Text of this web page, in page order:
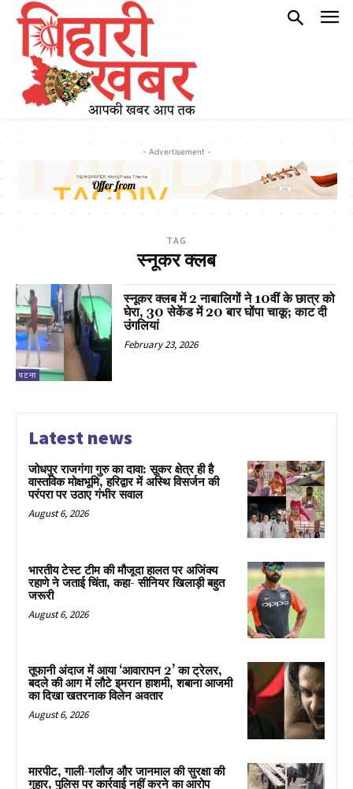
- Advertisement -
TAG
स्नूकर क्लब
पटना
स्नूकर क्लब में 2 नाबालिगों ने 10वीं के छात्र को
घेरा, 30 सेकेंड में 20 बार घोंपा चाकू; काट दी
उंगलियां
February 23, 2026
Latest news
जोधपुर राजगंगा गुरु का दावा: सूकर क्षेत्र ही है
वास्तविक मोक्षभूमि, हरिद्वार में अस्थि विसर्जन की
परंपरा पर उठाए गंभीर सवाल
August 6, 2026
भारतीय टेस्ट टीम की मौजूदा हालत पर अजिंक्य
रहाणे ने जताई चिंता, कहा- सीनियर खिलाड़ी बहुत
जरूरी
August 6, 2026
तूफानी अंदाज में आया ‘आवारापन 2’ का ट्रेलर,
बदले की आग में लौटे इमरान हाशमी, शबाना आजमी
का दिखा खतरनाक विलेन अवतार
August 6, 2026
मारपीट, गाली-गलौज और जानमाल की सुरक्षा की
गुहार, पुलिस पर कार्रवाई नहीं करने का आरोप